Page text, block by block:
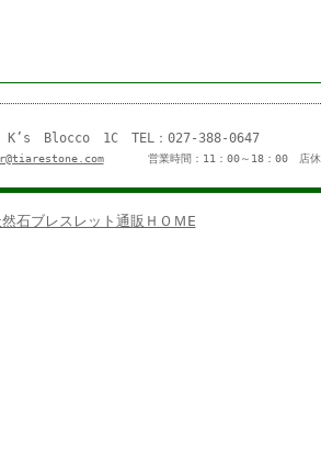
6 K’s Blocco 1C TEL：027-388-0647
営業時間：11：00～18：00 店休
然石ブレスレット通販ＨＯＭE